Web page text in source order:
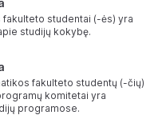
studentai (-ės) yra
studijų kokybę.
fakulteto studentų (-čių)
komitetai yra
programose.